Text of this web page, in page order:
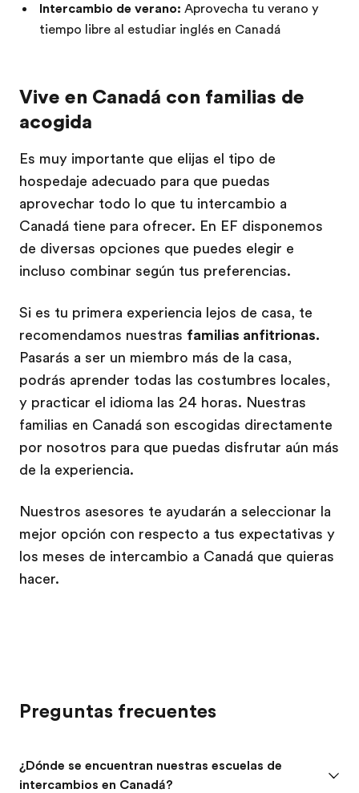
Intercambio de verano: Aprovecha tu verano y
tiempo libre al estudiar inglés en Canadá
Vive en Canadá con familias de
acogida
Es muy importante que elijas el tipo de
hospedaje adecuado para que puedas
aprovechar todo lo que tu intercambio a
Canadá tiene para ofrecer. En EF disponemos
de diversas opciones que puedes elegir e
incluso combinar según tus preferencias.
Si es tu primera experiencia lejos de casa, te
recomendamos nuestras familias anfitrionas.
Pasarás a ser un miembro más de la casa,
podrás aprender todas las costumbres locales,
y practicar el idioma las 24 horas. Nuestras
familias en Canadá son escogidas directamente
por nosotros para que puedas disfrutar aún más
de la experiencia.
Nuestros asesores te ayudarán a seleccionar la
mejor opción con respecto a tus expectativas y
los meses de intercambio a Canadá que quieras
hacer.
Preguntas frecuentes
¿Dónde se encuentran nuestras escuelas de
intercambios en Canadá?